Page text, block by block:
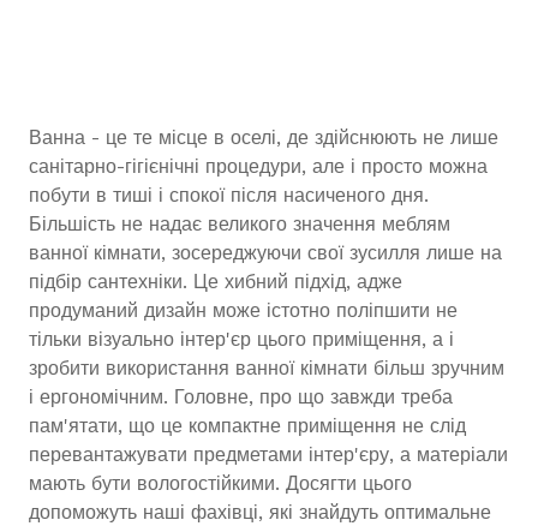
Ванна - це те місце в оселі, де здійснюють не лише
санітарно-гігієнічні процедури, але і просто можна
побути в тиші і спокої після насиченого дня.
Більшість не надає великого значення меблям
ванної кімнати, зосереджуючи свої зусилля лише на
підбір сантехніки. Це хибний підхід, адже
продуманий дизайн може істотно поліпшити не
тільки візуально інтер'єр цього приміщення, а і
зробити використання ванної кімнати більш зручним
і ергономічним. Головне, про що завжди треба
пам'ятати, що це компактне приміщення не слід
перевантажувати предметами інтер'єру, а матеріали
мають бути вологостійкими. Досягти цього
допоможуть наші фахівці, які знайдуть оптимальне